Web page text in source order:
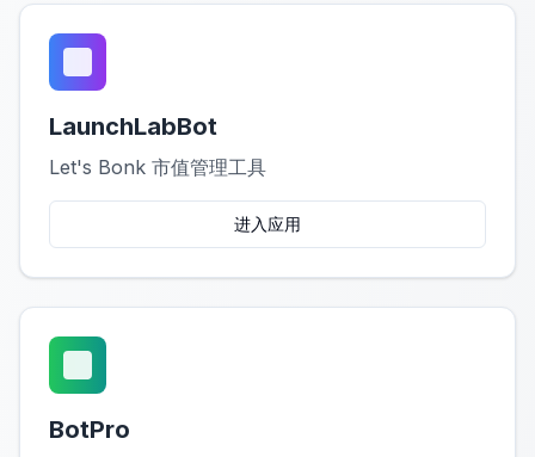
LaunchLabBot
Let's Bonk 市值管理工具
进入应用
BotPro